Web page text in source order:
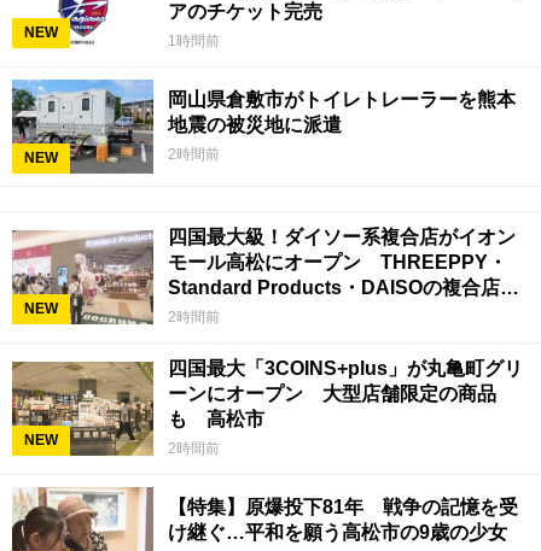
NEW
アのチケット完売
1時間前
NEW
岡山県倉敷市がトイレトレーラーを熊本
地震の被災地に派遣
2時間前
NEW
四国最大級！ダイソー系複合店がイオン
モール高松にオープン THREEPPY・
Standard Products・DAISOの複合店は
香川県初
2時間前
NEW
四国最大「3COINS+plus」が丸亀町グリ
ーンにオープン 大型店舗限定の商品
も 高松市
2時間前
【特集】原爆投下81年 戦争の記憶を受
け継ぐ…平和を願う高松市の9歳の少女